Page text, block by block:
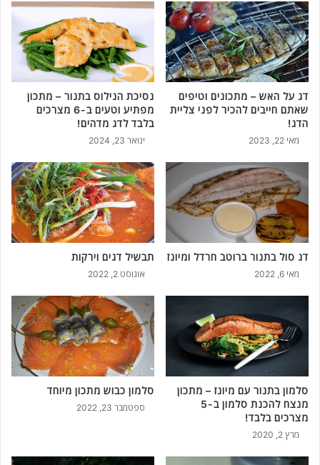
ב
מ
י
ו
ח
ד
!
מ
ת
ק
ו
ר
י
!
י
ק
א
י
ט
ע
י
ם
ו
ד
!
+
3
ע
י
י
ת
דג על האש – מתכונים וטיפים
שאתם חייבים להכיר לפני צליית
הדג!
מאי 22, 2023
נסיכת הנילוס בתנור – מתכון
מפתיע וטעים ב-6 מצרכים
בלבד לדג מדהים!
ינואר 23, 2024
דג סול בתנור ברוטב חרדל ומיונז
מאי 6, 2022
תבשיל דגים וירקות
אוגוסט 2, 2022
סלמון בתנור עם מיונז – מתכון
מנצח להכנת סלמון ב-5
מצרכים בלבד!
מרץ 2, 2020
סלמון כבוש מתכון מיוחד
ספטמבר 23, 2022